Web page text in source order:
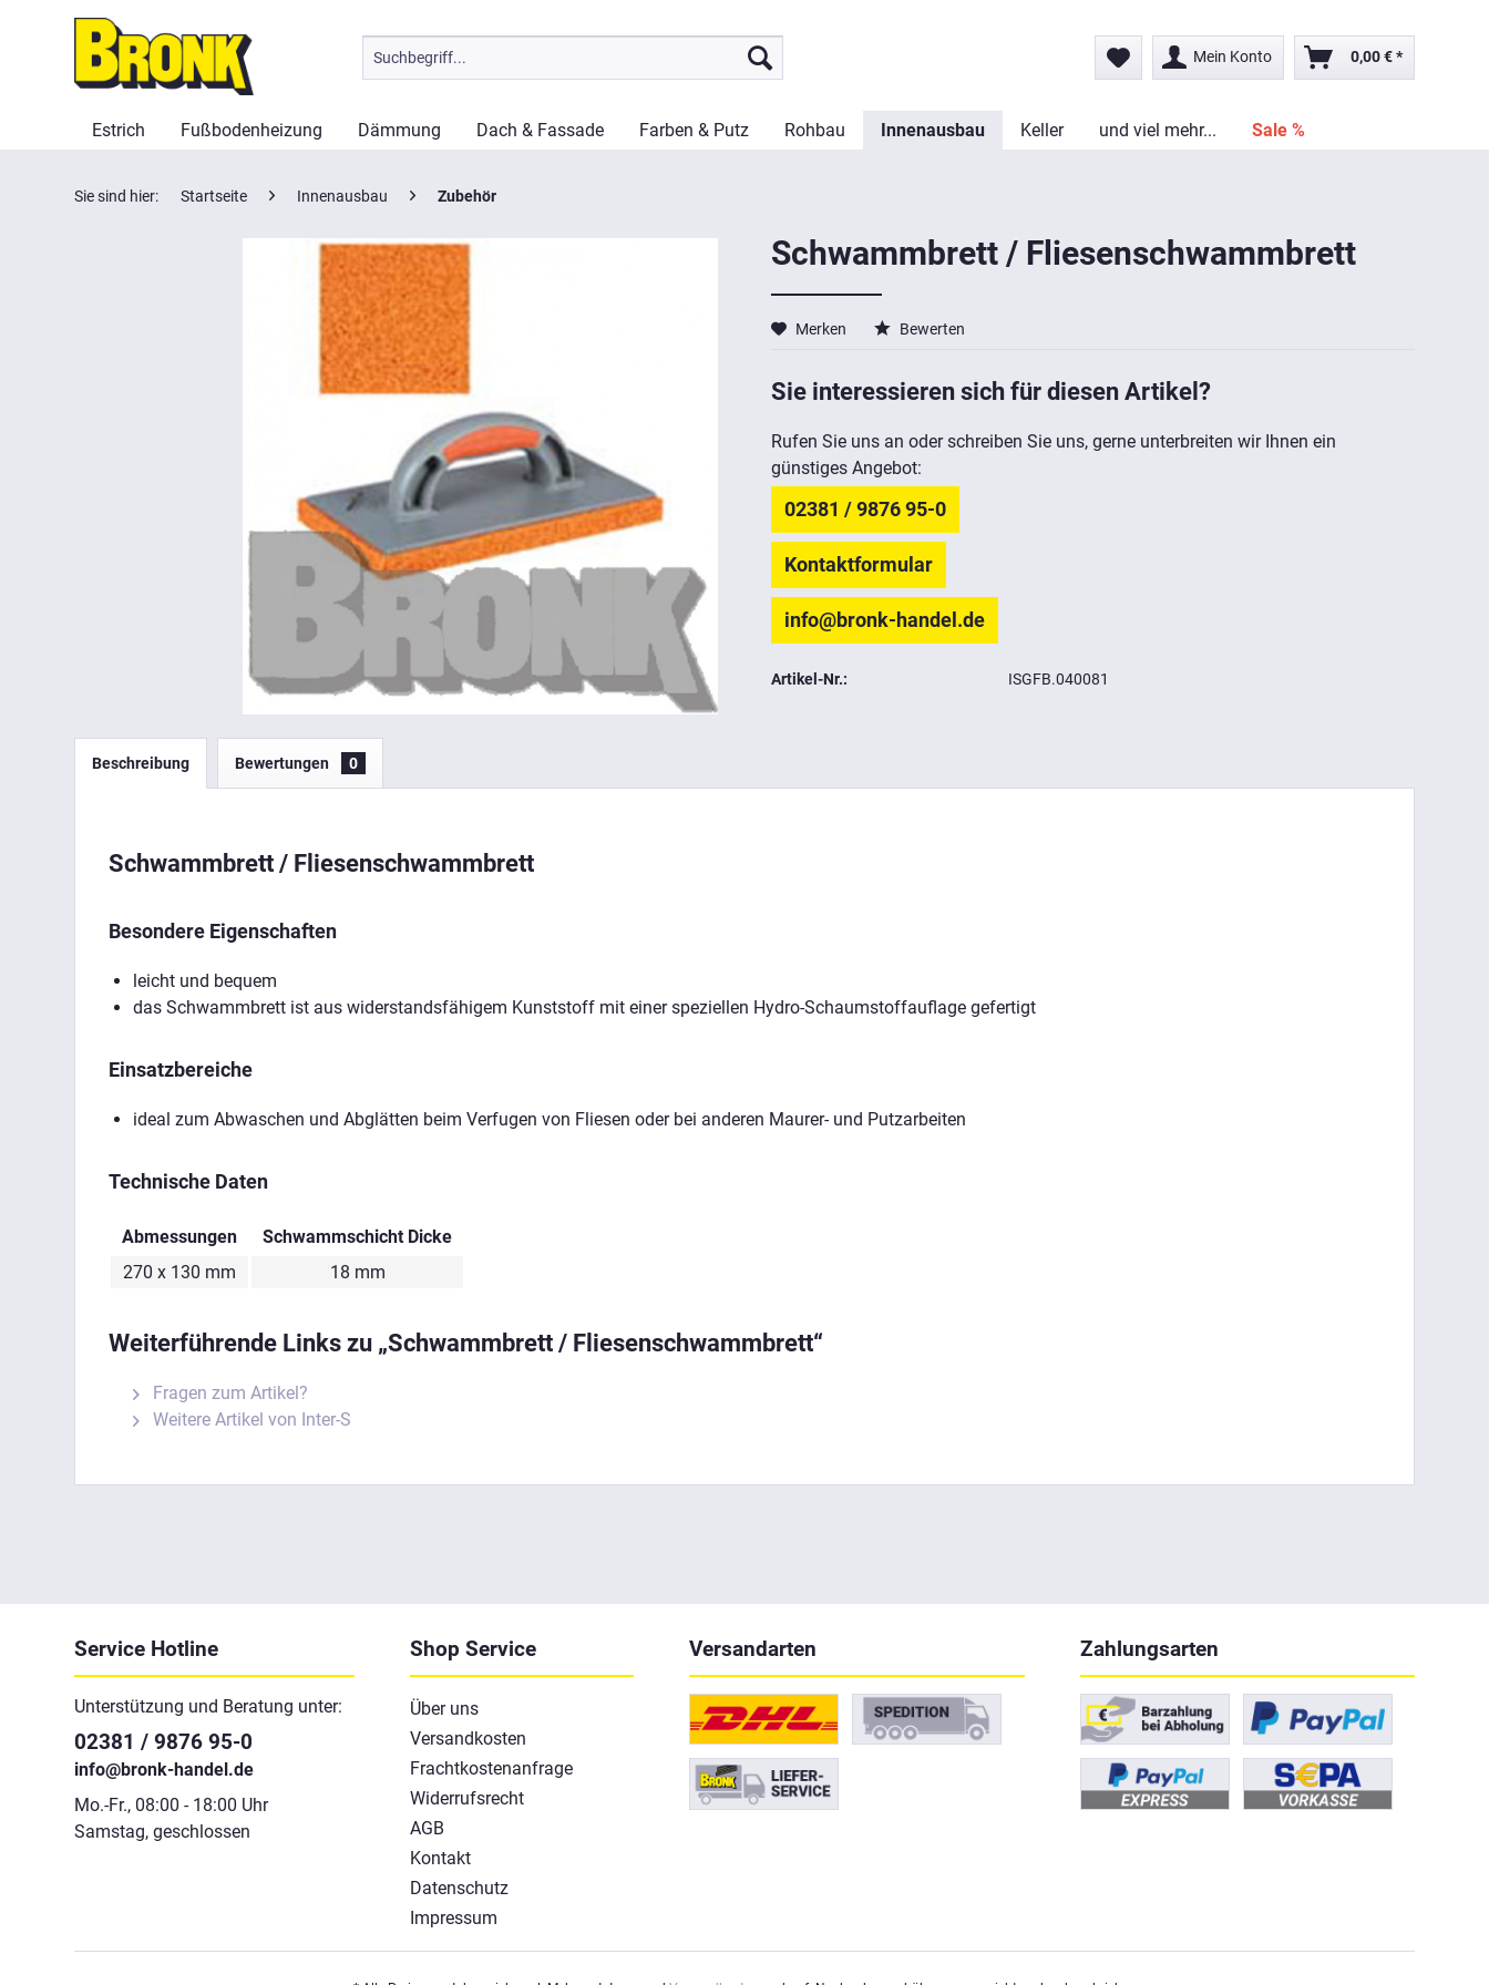
Mein Konto 0,00 € *
Estrich Fußbodenheizung Dämmung Dach & Fassade Farben & Putz Rohbau Innenausbau Keller und viel mehr... Sale %
Sie sind hier: Startseite Innenausbau Zubehör
Schwammbrett / Fliesenschwammbrett
Merken Bewerten
Sie interessieren sich für diesen Artikel?
Rufen Sie uns an oder schreiben Sie uns, gerne unterbreiten wir Ihnen ein
günstiges Angebot:
02381 / 9876 95-0
Kontaktformular
info@bronk-handel.de
Artikel-Nr.: ISGFB.040081
Beschreibung Bewertungen 0
Schwammbrett / Fliesenschwammbrett
Besondere Eigenschaften
leicht und bequem
das Schwammbrett ist aus widerstandsfähigem Kunststoff mit einer speziellen Hydro-Schaumstoffauflage gefertigt
Einsatzbereiche
ideal zum Abwaschen und Abglätten beim Verfugen von Fliesen oder bei anderen Maurer- und Putzarbeiten
Technische Daten
Abmessungen
Schwammschicht Dicke
270 x 130 mm
18 mm
Weiterführende Links zu „Schwammbrett / Fliesenschwammbrett“
Fragen zum Artikel?
Weitere Artikel von Inter-S
Service Hotline
Unterstützung und Beratung unter:
02381 / 9876 95-0
info@bronk-handel.de
Mo.-Fr., 08:00 - 18:00 Uhr
Samstag, geschlossen
Shop Service
Über uns
Versandkosten
Frachtkostenanfrage
Widerrufsrecht
AGB
Kontakt
Datenschutz
Impressum
Versandarten Zahlungsarten